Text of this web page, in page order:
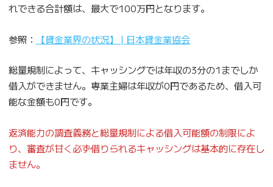
れできる合計額は、最大で100万円となります。
参照： 【貸金業界の状況】 | 日本貸金業協会
総量規制によって、キャッシングでは年収の3分の1までしか
借入ができません。専業主婦は年収が0円であるため、借入可
能な金額も0円です。
返済能力の調査義務と総量規制による借入可能額の制限によ
り、審査が甘く必ず借りられるキャッシングは基本的に存在し
ません。